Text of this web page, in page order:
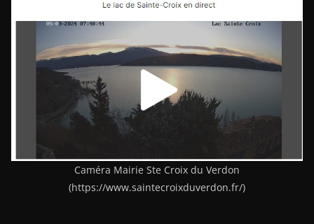
Caméra Mairie Ste Croix du Verdon
(https://www.saintecroixduverdon.fr/)